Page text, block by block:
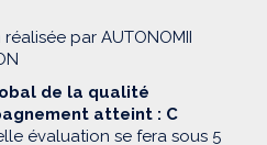
par AUTONOMII
de la qualité
atteint : C
évaluation se fera sous 5